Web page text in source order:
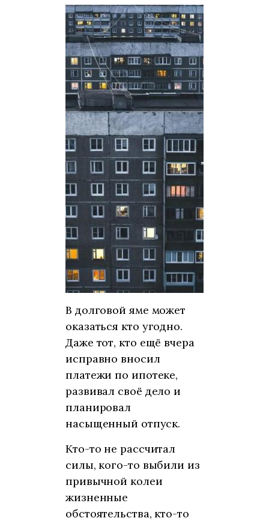
В долговой яме может
оказаться кто угодно.
Даже тот, кто ещё вчера
исправно вносил
платежи по ипотеке,
развивал своё дело и
планировал
насыщенный отпуск.
Кто-то не рассчитал
силы, кого-то выбили из
привычной колеи
жизненные
обстоятельства, кто-то